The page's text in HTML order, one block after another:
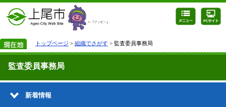
トップページ > 組織でさがす > 監査委員事務局
監査委員事務局
新着情報